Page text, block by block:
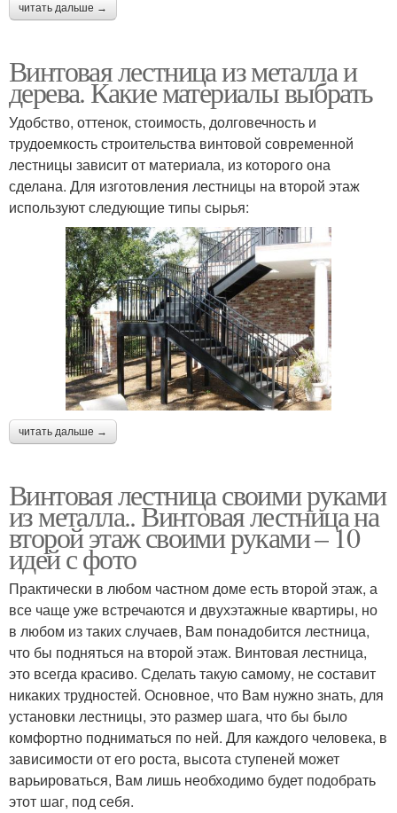
читать дальше →
Винтовая лестница из металла и
дерева. Какие материалы выбрать
Удобство, оттенок, стоимость, долговечность и
трудоемкость строительства винтовой современной
лестницы зависит от материала, из которого она
сделана. Для изготовления лестницы на второй этаж
используют следующие типы сырья:
читать дальше →
Винтовая лестница своими руками
из металла.. Винтовая лестница на
второй этаж своими руками – 10
идей с фото
Практически в любом частном доме есть второй этаж, а
все чаще уже встречаются и двухэтажные квартиры, но
в любом из таких случаев, Вам понадобится лестница,
что бы подняться на второй этаж. Винтовая лестница,
это всегда красиво. Сделать такую самому, не составит
никаких трудностей. Основное, что Вам нужно знать, для
установки лестницы, это размер шага, что бы было
комфортно подниматься по ней. Для каждого человека, в
зависимости от его роста, высота ступеней может
варьироваться, Вам лишь необходимо будет подобрать
этот шаг, под себя.